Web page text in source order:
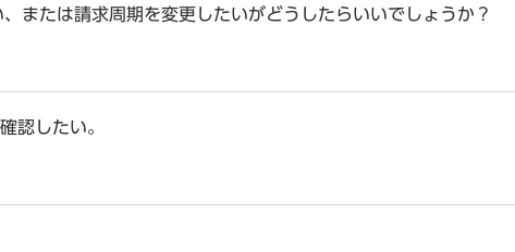
または請求周期を変更したいがどうしたらいいでしょうか？
認したい。